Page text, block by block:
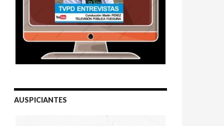
AUSPICIANTES